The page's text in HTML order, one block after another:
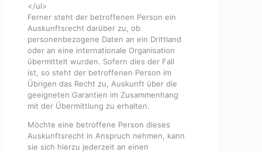
</ul>
Ferner steht der betroffenen Person ein
Auskunftsrecht darüber zu, ob
personenbezogene Daten an ein Drittland
oder an eine internationale Organisation
übermittelt wurden. Sofern dies der Fall
ist, so steht der betroffenen Person im
Übrigen das Recht zu, Auskunft über die
geeigneten Garantien im Zusammenhang
mit der Übermittlung zu erhalten.
Möchte eine betroffene Person dieses
Auskunftsrecht in Anspruch nehmen, kann
sie sich hierzu jederzeit an einen